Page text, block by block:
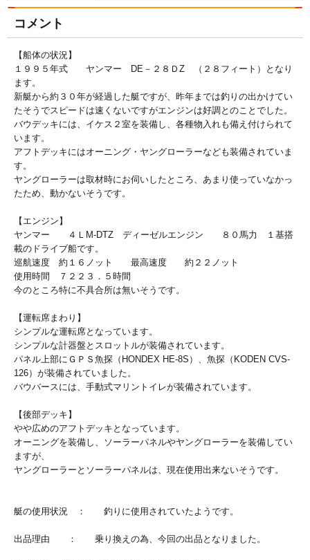
コメント
【船体の状況】
１９９５年式 ヤンマー DE－２８ＤZ （２８フィート）となり
ます。
新艇から約３０年が経過した艇ですが、昨年までは釣りの出かけてい
たそうでスピードは速くないですがエンジンは好調とのことでした。
バウデッキには、イケス２室を装備し、各種物入れも備え付けられて
います。
アフトデッキにはオーニング・ヤングローラーなども装備されていま
す。
ヤングローラーは取材時にお伺いしたところ、あまり使っていなかっ
たため、動かないそうです。
【エンジン】
ヤンマー ４ＬM-DTZ ディーゼルエンジン ８０馬力 １基搭
載のドライブ船です。
巡航速度 約１６ノット 最高速度 約２２ノット
使用時間 ７２２３．５時間
今のところ特に不具合所は無いそうです。
【運転席まわり】
シンプルな運転席となっています。
シンプルな計器盤とスロットルが装備されています。
パネル上部にＧＰＳ魚探（HONDEX HE-8S）、魚探（KODEN CVS-
126）が装備されていました。
バウバースには、手動式マリントイレが装備されています。
【後部デッキ】
やや広めのアフトデッキとなっています。
オーニングを装備し、ソーラーパネルやヤングローラーを装備してい
ますが、
ヤングローラーとソーラーパネルは、現在使用出来ないそうです。
艇の使用状況 ： 釣りに使用されていたようです。
出品理由 ： 乗り換えの為、今回の出品となりました。